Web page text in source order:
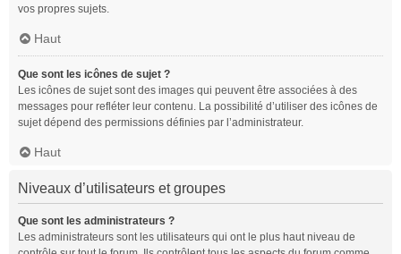
vos propres sujets.
Haut
Que sont les icônes de sujet ?
Les icônes de sujet sont des images qui peuvent être associées à des
messages pour refléter leur contenu. La possibilité d’utiliser des icônes de
sujet dépend des permissions définies par l’administrateur.
Haut
Niveaux d’utilisateurs et groupes
Que sont les administrateurs ?
Les administrateurs sont les utilisateurs qui ont le plus haut niveau de